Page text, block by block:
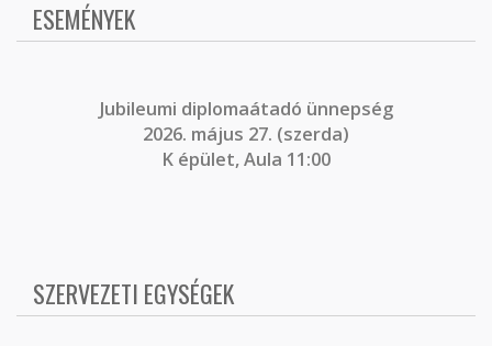
ESEMÉNYEK
Jubileumi diplomaátadó ünnepség
2026. május 27. (szerda)
K épület, Aula 11:00
SZERVEZETI EGYSÉGEK